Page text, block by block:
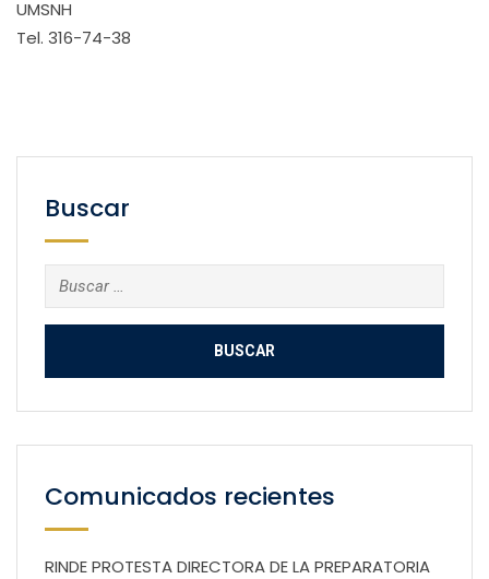
UMSNH
Tel. 316-74-38
Buscar
Buscar:
Comunicados recientes
RINDE PROTESTA DIRECTORA DE LA PREPARATORIA